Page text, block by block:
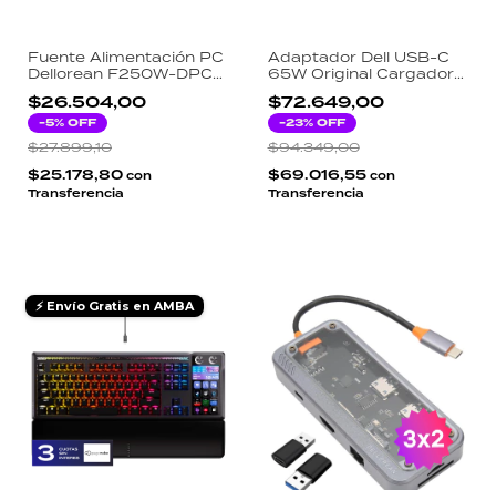
Fuente Alimentación PC
Dellorean F250W-DPC
250W Reales Salida
Regulada Silenciosa
Oficina Multimedia
$26.504,00
-5% OFF
$27.899,10
$25.178,80 con
Transferencia
Adaptador Dell USB-C
65W Original Cargador
2NFMW 450-BFFL
$72.649,00
-23% OFF
$94.349,00
$69.016,55 con
Transferencia
⚡ Envío Gratis en AMBA